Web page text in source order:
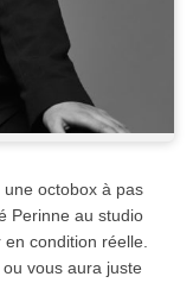
une octobox à pas
Perinne au studio
condition réelle.
vous aura juste